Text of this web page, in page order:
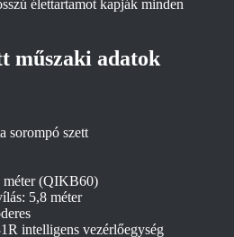
élettartamot kapják minden
műszaki adatok
sorompó szett
méter (QIKB60)
5,8 méter
intelligens vezérlőegység